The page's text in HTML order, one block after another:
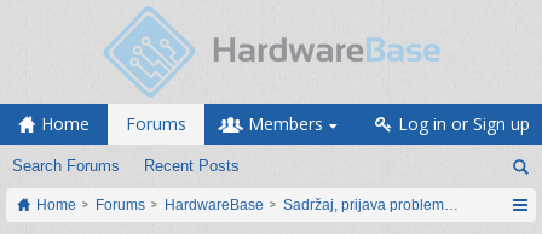
Home Forums
Search Forums Recent Posts
Members Log in or Sign up
Home Forums HardwareBase Sadržaj, prijava problema i prijedlozi